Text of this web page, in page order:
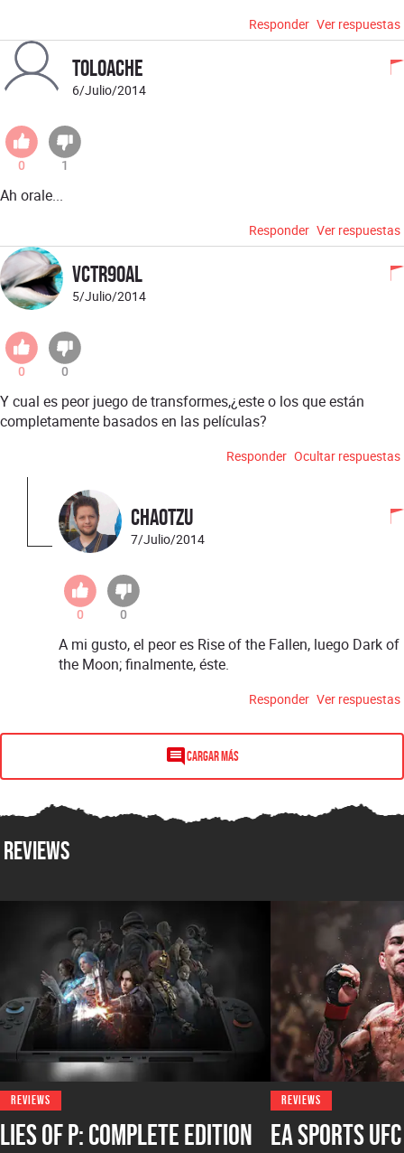
Responder Ver respuestas
ToloAche
6/Julio/2014
0 1
Ah orale...
Responder Ver respuestas
VCTR90AL
5/Julio/2014
0 0
Y cual es peor juego de transformes,¿este o los que están
completamente basados en las películas?
Responder Ocultar respuestas
Chaotzu
7/Julio/2014
0 0
A mi gusto, el peor es Rise of the Fallen, luego Dark of
the Moon; finalmente, éste.
Responder Ver respuestas
Cargar más
Reviews
REVIEWS
Lies of P: Complete Edition
REVIEWS
EA Sports